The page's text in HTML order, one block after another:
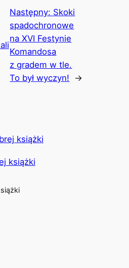
Następny: Skoki
spadochronowe
na XVI Festynie
Komandosa
z gradem w tle.
To był wyczyn!
→
książki